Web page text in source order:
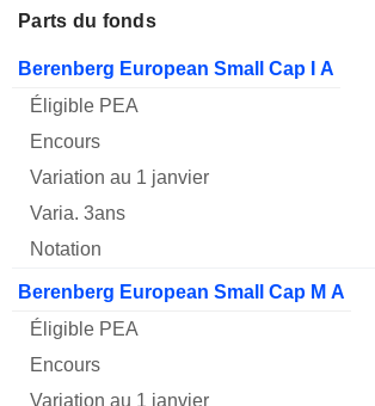
Parts du fonds
Nom PEA Encours
Varia.
Berenberg European Small Cap I A
Berenberg European Small Cap M A